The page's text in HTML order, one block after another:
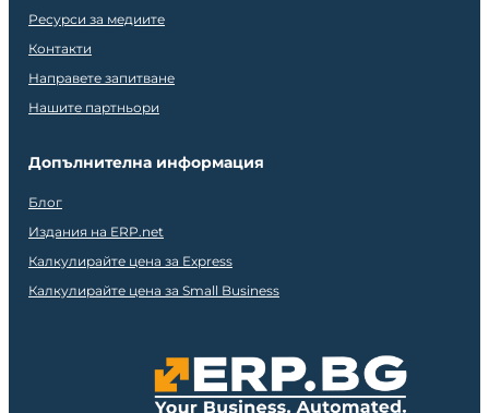
Ресурси за медиите
Контакти
Направете запитване
Нашите партньори
Допълнителна информация
Блог
Издания на ERP.net
Калкулирайте цена за Express
Калкулирайте цена за Small Business